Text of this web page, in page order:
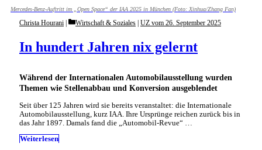
Mercedes-Benz-Auftritt im „Open Space“ der IAA 2025 in München (Foto: Xinhua/Zhang Fan)
Während der Internationalen Automobilausstellung wurden
Themen wie Stellenabbau und Konversion ausgeblendet
In hundert Jahren nix gelernt
Christa Hourani Categories
Wirtschaft & Soziales UZ vom 26. September 2025
Seit über 125 Jahren wird sie bereits veranstaltet: die Internationale
Automobilausstellung, kurz IAA. Ihre Ursprünge reichen zurück bis in
das Jahr 1897. Damals fand die „Automobil-Revue“ …
Weiterlesen